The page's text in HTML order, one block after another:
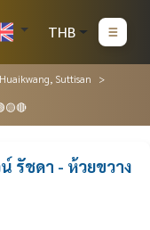
THB
Suttisan
รัชดา - ห้วยขวาง